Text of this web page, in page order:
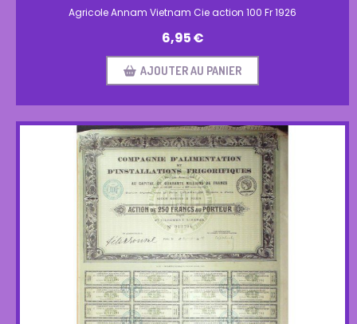
Agricole Annam Vietnam Cie action 100 Fr 1926
6,95€
AJOUTER AU PANIER